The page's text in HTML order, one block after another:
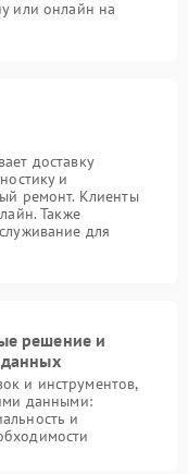
или онлайн на
доставку
и
ремонт. Клиенты
Также
для
решение и
и инструментов,
данными:
и